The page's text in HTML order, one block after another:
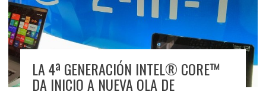
LA 4ª GENERACIÓN INTEL® CORE™
DA INICIO A NUEVA OLA DE